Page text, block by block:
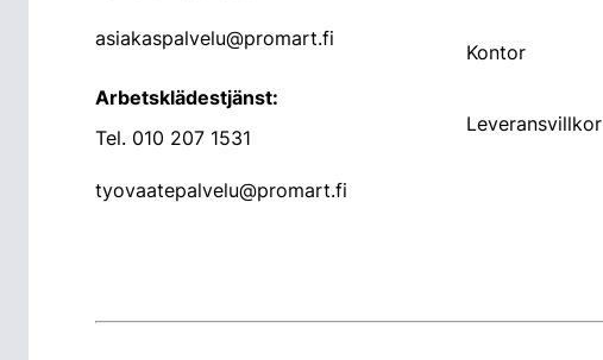
asiakaspalvelu@promart.fi
Arbetsklädestjänst:
Tel. 010 207 1531
tyovaatepalvelu@promart.fi
Kontor
Leveransvillkor